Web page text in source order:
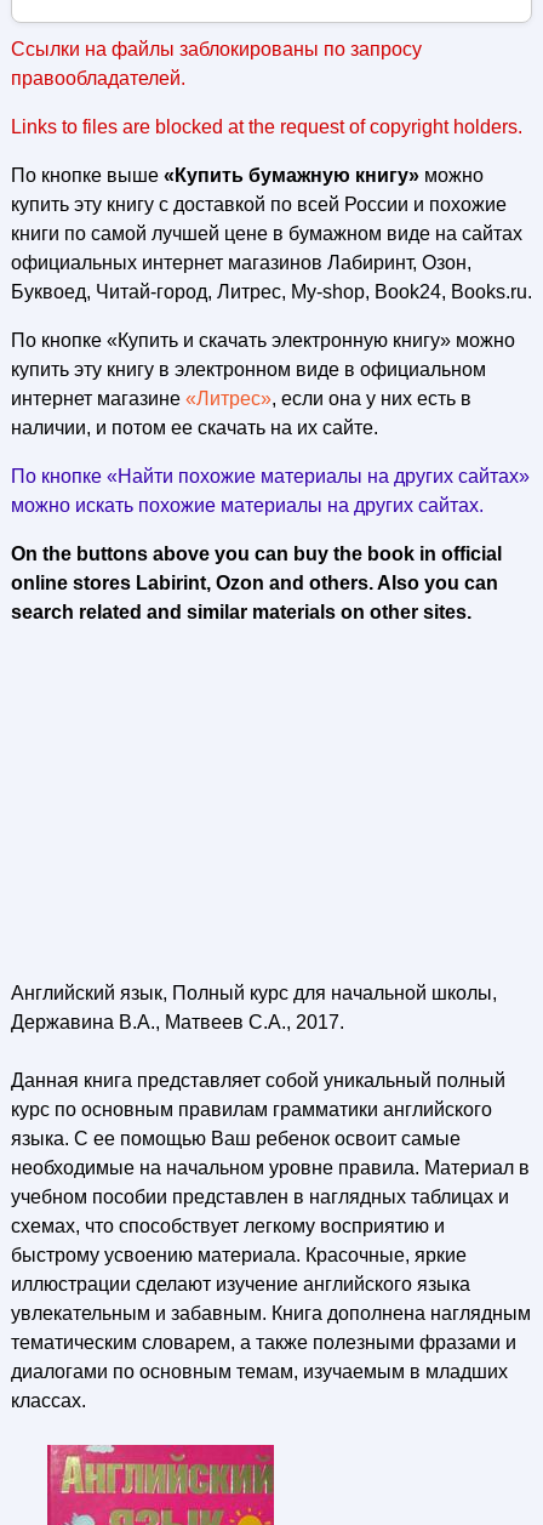
Ссылки на файлы заблокированы по запросу
правообладателей.
Links to files are blocked at the request of copyright holders.
По кнопке выше «Купить бумажную книгу»можно
купить эту книгу с доставкой по всей России и похожие
книги по самой лучшей цене в бумажном виде на сайтах
официальных интернет магазинов Лабиринт, Озон,
Буквоед, Читай-город, Литрес, My-shop, Book24, Books.ru.
По кнопке «Купить и скачать электронную книгу» можно
купить эту книгу в электронном виде в официальном
интернет магазине «Литрес», если она у них есть в
наличии, и потом ее скачать на их сайте.
По кнопке «Найти похожие материалы на других сайтах»
можно искать похожие материалы на других сайтах.
On the buttons above you can buy the book in official
online stores Labirint, Ozon and others. Also you can
search related and similar materials on other sites.
Английский язык, Полный курс для начальной школы,
Державина В.А., Матвеев С.А., 2017.
Данная книга представляет собой уникальный полный
курс по основным правилам грамматики английского
языка. С ее помощью Ваш ребенок освоит самые
необходимые на начальном уровне правила. Материал в
учебном пособии представлен в наглядных таблицах и
схемах, что способствует легкому восприятию и
быстрому усвоению материала. Красочные, яркие
иллюстрации сделают изучение английского языка
увлекательным и забавным. Книга дополнена наглядным
тематическим словарем, а также полезными фразами и
диалогами по основным темам, изучаемым в младших
классах.